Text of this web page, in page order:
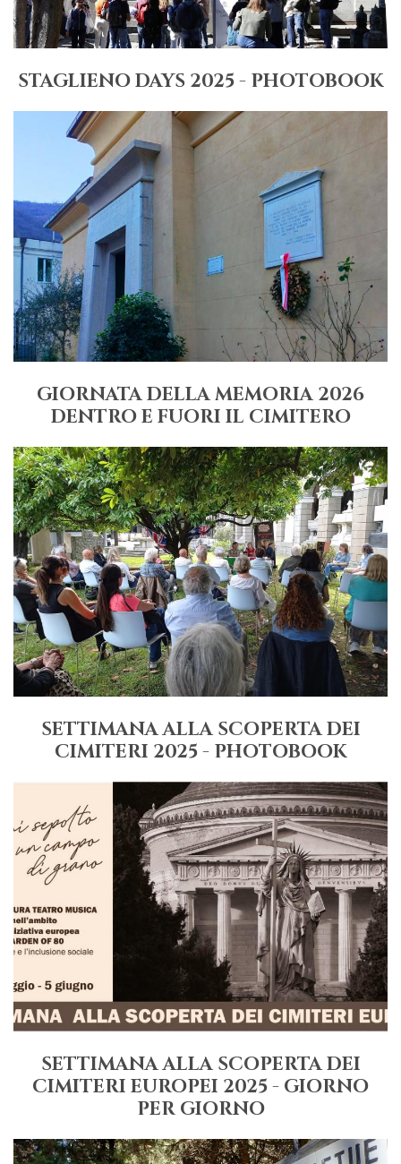
STAGLIENO DAYS 2025 - PHOTOBOOK
GIORNATA DELLA MEMORIA 2026
DENTRO E FUORI IL CIMITERO
SETTIMANA ALLA SCOPERTA DEI
CIMITERI 2025 - PHOTOBOOK
SETTIMANA ALLA SCOPERTA DEI
CIMITERI EUROPEI 2025 - GIORNO
PER GIORNO